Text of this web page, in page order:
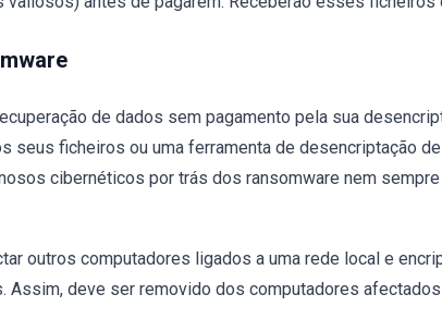
de dados sem pagamento pela sua
seus ficheiros ou uma ferramenta de desencriptação
cibernéticos por trás dos ransomware nem
outros computadores ligados a uma rede local e
Assim, deve ser removido dos computadores